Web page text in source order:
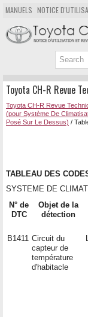
MANUELS NOTICE
POPULAIRE
PLAN DU SITE
Toyota CH-R Revue
Toyota CH-R Revue
(pour Système De
Posé Sur Le Dessus) /
TABLEAU DES
SYSTEME DE
N° de
DTC
Objet de la
détection
B1411 Circuit du
capteur de
température
d'habitacle